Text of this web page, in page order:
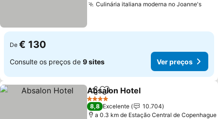
Culinária italiana moderna no Joanne'sVer
De € 130
Consulte os preços de 9 sites Ver preços
PartilharAdicionar aos favoritos
Absalon Hotel
4 Estrelas
8,8 Excelente
10.704
a 0.3 km de Estação Central de Copenhague